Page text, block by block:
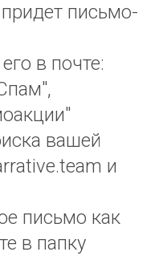
письмо-
в почте:
вашей
и
письмо как
в папку